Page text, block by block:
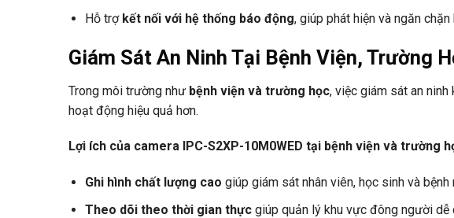
Hỗ trợ kết nối với hệ thống báo động, giúp phát hiện và ngăn chặn
Giám Sát An Ninh Tại Bệnh Viện, Trường
Trong môi trường như bệnh viện và trường học, việc giám sát an
hoạt động hiệu quả hơn.
Lợi ích của camera IPC-S2XP-10M0WED tại bệnh viện và trường
Ghi hình chất lượng cao giúp giám sát nhân viên, học sinh và bệnh
Theo dõi theo thời gian thựcgiúp quản lý khu vực đông người dễ